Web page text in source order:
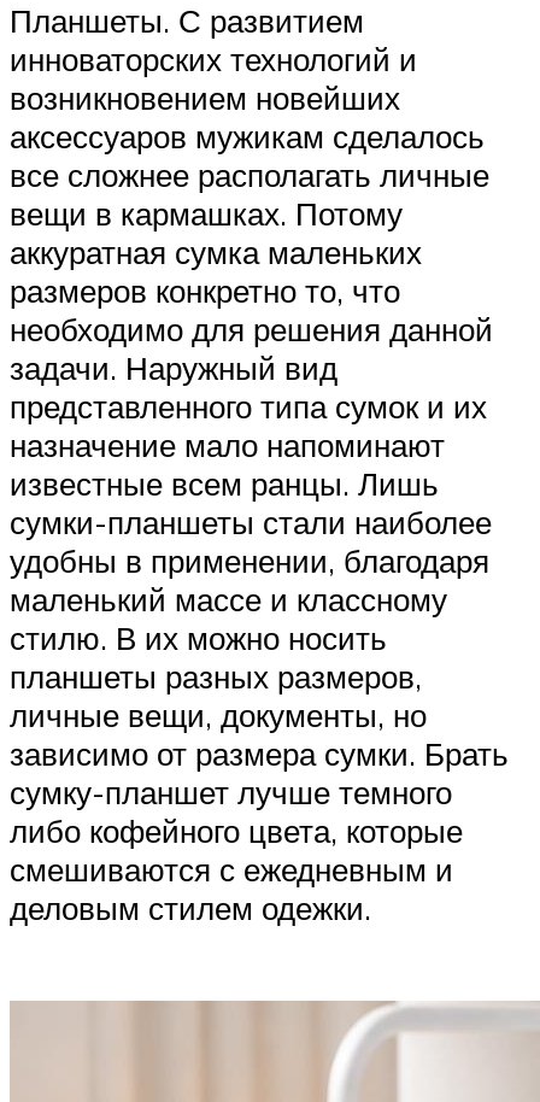
Планшеты. С развитием
инноваторских технологий и
возникновением новейших
аксессуаров мужикам сделалось
все сложнее располагать личные
вещи в кармашках. Потому
аккуратная сумка маленьких
размеров конкретно то, что
необходимо для решения данной
задачи. Наружный вид
представленного типа сумок и их
назначение мало напоминают
известные всем ранцы. Лишь
сумки-планшеты стали наиболее
удобны в применении, благодаря
маленький массе и классному
стилю. В их можно носить
планшеты разных размеров,
личные вещи, документы, но
зависимо от размера сумки. Брать
сумку-планшет лучше темного
либо кофейного цвета, которые
смешиваются с ежедневным и
деловым стилем одежки.